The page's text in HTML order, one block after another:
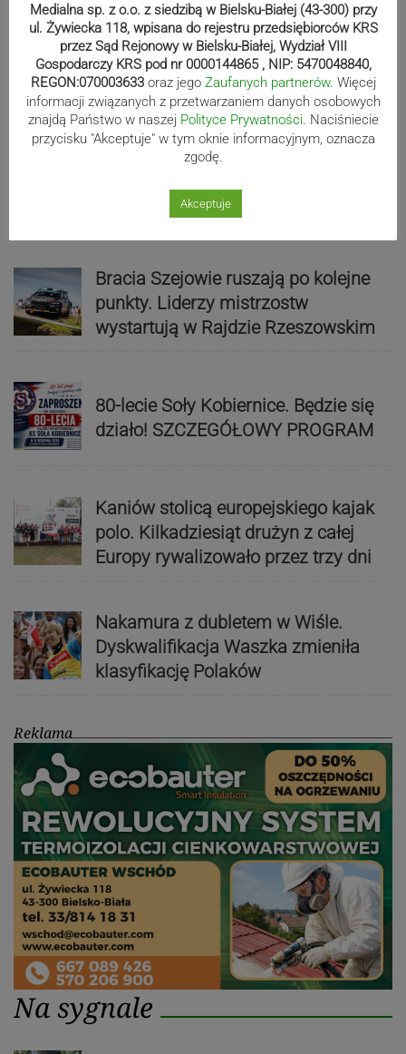
Sport
Bracia Szejowie ruszają po kolejne
punkty. Liderzy mistrzostw
wystartują w Rajdzie Rzeszowskim
80-lecie Soły Kobiernice. Będzie się
działo! SZCZEGÓŁOWY PROGRAM
Kaniów stolicą europejskiego kajak
polo. Kilkadziesiąt drużyn z całej
Europy rywalizowało przez trzy dni
Nakamura z dubletem w Wiśle.
Dyskwalifikacja Waszka zmieniła
klasyfikację Polaków
Reklama
Na sygnale
Medialna sp. z o.o. z siedzibą w Bielsku-Białej (43-300) przy
ul. Żywiecka 118, wpisana do rejestru przedsiębiorców KRS
przez Sąd Rejonowy w Bielsku-Białej, Wydział VIII
Gospodarczy KRS pod nr 0000144865 , NIP: 5470048840,
REGON:070003633 oraz jego Zaufanych partnerów. Więcej
informacji związanych z przetwarzaniem danych osobowych
znajdą Państwo w naszej Polityce Prywatności. Naciśniecie
przycisku "Akceptuje" w tym oknie informacyjnym, oznacza
zgodę.
Akceptuje